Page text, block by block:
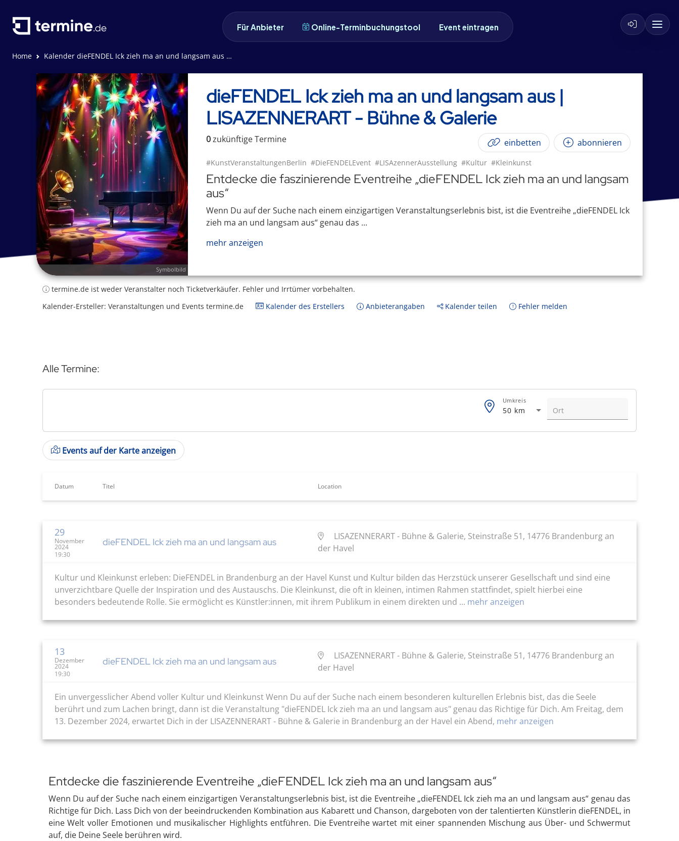
Für Anbieter Online-Terminbuchungstool Event eintragen
Home Kalender dieFENDEL Ick zieh ma an und langsam aus | LISAZENNERART - Bühne & Galerie
Symbolbild
dieFENDEL Ick zieh ma an und langsam aus |
LISAZENNERART - Bühne & Galerie
0zukünftigeTermine einbetten abonnieren
#KunstVeranstaltungenBerlin #DieFENDELEvent #LISAzennerAusstellung #Kultur #Kleinkunst
Entdecke die faszinierende Eventreihe „dieFENDEL Ick zieh ma an und langsam
aus“
Wenn Du auf der Suche nach einem einzigartigen Veranstaltungserlebnis bist, ist die Eventreihe „dieFENDEL Ick
zieh ma an und langsam aus“ genau das ...
mehr anzeigen
termine.de ist weder Veranstalter noch Ticketverkäufer. Fehler und Irrtümer vorbehalten.
Kalender-Ersteller: Veranstaltungen und Events termine.de
Kalender des Erstellers Anbieterangaben Kalender teilen Fehler melden
Alle Termine:
50 km
Umkreis
Events auf der Karte anzeigen
Datum Titel Location
29
November
2024
19:30
dieFENDEL Ick zieh ma an und langsam aus
LISAZENNERART - Bühne & Galerie, Steinstraße 51, 14776 Brandenburg an
der Havel
Kultur und Kleinkunst erleben: DieFENDEL in Brandenburg an der Havel Kunst und Kultur bilden das Herzstück unserer Gesellschaft und sind eine
unverzichtbare Quelle der Inspiration und des Austauschs. Die Kleinkunst, die oft in kleinen, intimen Rahmen stattfindet, spielt hierbei eine
besonders bedeutende Rolle. Sie ermöglicht es Künstler:innen, mit ihrem Publikum in einem direkten und ... mehr anzeigen
13
Dezember
2024
19:30
dieFENDEL Ick zieh ma an und langsam aus
LISAZENNERART - Bühne & Galerie, Steinstraße 51, 14776 Brandenburg an
der Havel
Ein unvergesslicher Abend voller Kultur und Kleinkunst Wenn Du auf der Suche nach einem besonderen kulturellen Erlebnis bist, das die Seele
berührt und zum Lachen bringt, dann ist die Veranstaltung "dieFENDEL Ick zieh ma an und langsam aus" genau das Richtige für Dich. Am Freitag, dem
13. Dezember 2024, erwartet Dich in der LISAZENNERART - Bühne & Galerie in Brandenburg an der Havel ein Abend, mehr anzeigen
Entdecke die faszinierende Eventreihe „dieFENDEL Ick zieh ma an und langsam aus“
Wenn Du auf der Suche nach einem einzigartigen Veranstaltungserlebnis bist, ist die Eventreihe „dieFENDEL Ick zieh ma an und langsam aus“ genau das
Richtige für Dich. Lass Dich von der beeindruckenden Kombination aus Kabarett und Chanson, dargeboten von der talentierten Künstlerin dieFENDEL, in
eine Welt voller Emotionen und musikalischer Highlights entführen. Die Eventreihe wartet mit einer spannenden Mischung aus Über- und Schwermut
auf, die Deine Seele berühren wird.